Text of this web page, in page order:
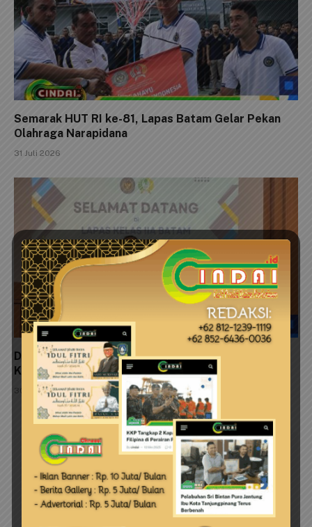
Semarak HUT RI ke-81, Lapas Batam Gelar Pekan
Olahraga Narapidana
31 Juli 2026
Danlanud Hang Nadim Batam Beserta Jajaran
Kunjungi Lapas Kelas IIA Batam
30 Juli 2026
LEAVE A REPLY